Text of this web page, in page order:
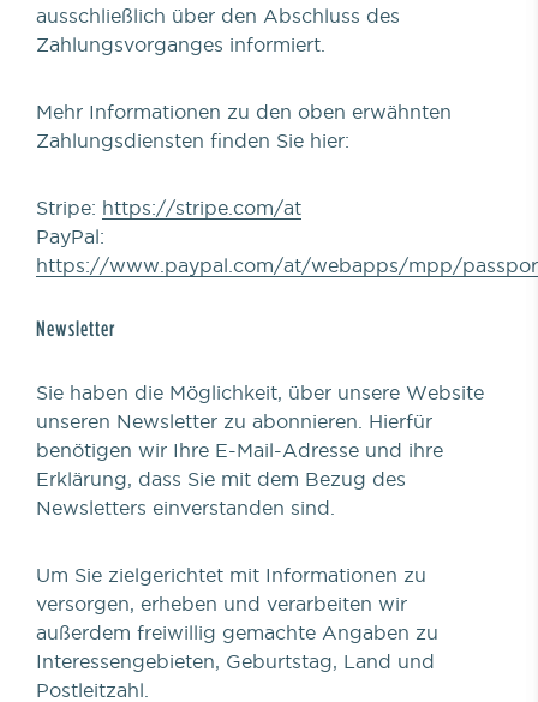
ausschließlich über den Abschluss des
Zahlungsvorganges informiert.
Mehr Informationen zu den oben erwähnten
Zahlungsdiensten finden Sie hier:
Stripe: https://stripe.com/at
PayPal:
https://www.paypal.com/at/webapps/mpp/
Newsletter
Sie haben die Möglichkeit, über unsere Website
unseren Newsletter zu abonnieren. Hierfür
benötigen wir Ihre E-Mail-Adresse und ihre
Erklärung, dass Sie mit dem Bezug des
Newsletters einverstanden sind.
Um Sie zielgerichtet mit Informationen zu
versorgen, erheben und verarbeiten wir
außerdem freiwillig gemachte Angaben zu
Interessengebieten, Geburtstag, Land und
Postleitzahl.